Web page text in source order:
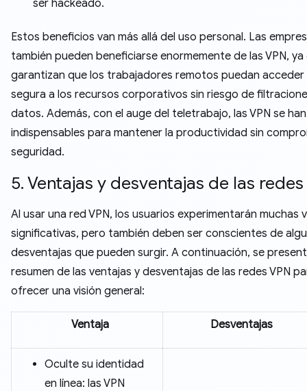
ser hackeado.
Estos beneficios van más allá del uso personal. Las
también pueden beneficiarse enormemente de las VPN, ya
garantizan que los trabajadores remotos puedan
segura a los recursos corporativos sin riesgo de
datos. Además, con el auge del teletrabajo, las VPN se
indispensables para mantener la productividad sin
seguridad.
5. Ventajas y desventajas de las redes
Al usar una red VPN, los usuarios experimentarán muchas
significativas, pero también deben ser conscientes de
desventajas que pueden surgir. A continuación, se
resumen de las ventajas y desventajas de las redes VPN
ofrecer una visión general:
Ventaja Desventajas
Oculte su identidad
en línea: las VPN